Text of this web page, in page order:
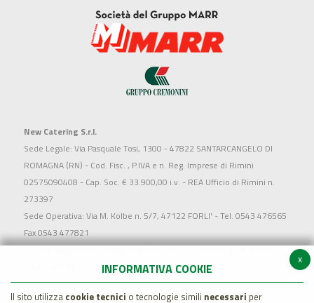
New Catering S.r.l.
Sede Legale: Via Pasquale Tosi, 1300 - 47822 SANTARCANGELO DI
ROMAGNA (RN) - Cod. Fisc. , P.IVA e n. Reg. Imprese di Rimini
02575090408 - Cap. Soc. € 33.900,00 i.v. - REA Ufficio di Rimini n.
273397
Sede Operativa: Via M. Kolbe n. 5/7, 47122 FORLI' - Tel. 0543 476565
Fax 0543 477821
Società soggetta all'attività di direzione e coordinamento di MARR
x
INFORMATIVA COOKIE
Il sito utilizza cookie tecnici o tecnologie simili necessari per